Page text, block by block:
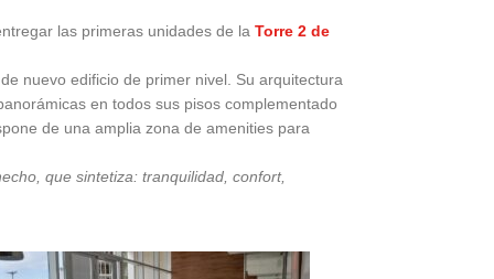
las primeras unidades de la Torre 2 de
nuevo edificio de primer nivel. Su arquitectura
en todos sus pisos complementado
de una amplia zona de amenities para
que sintetiza: tranquilidad, confort,